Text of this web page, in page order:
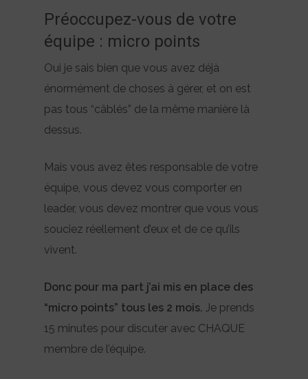
Préoccupez-vous de votre
équipe : micro points
Oui je sais bien que vous avez déjà
énormément de choses à gérer, et on est
pas tous “câblés” de la même manière là
dessus.
Mais vous avez êtes responsable de votre
équipe, vous devez vous comporter en
leader, vous devez montrer que vous vous
souciez réellement d’eux et de ce qu’ils
vivent.
Donc pour ma part j’ai mis en place des
“micro points” tous les 2 mois. Je prends
15 minutes pour discuter avec CHAQUE
membre de l’équipe.